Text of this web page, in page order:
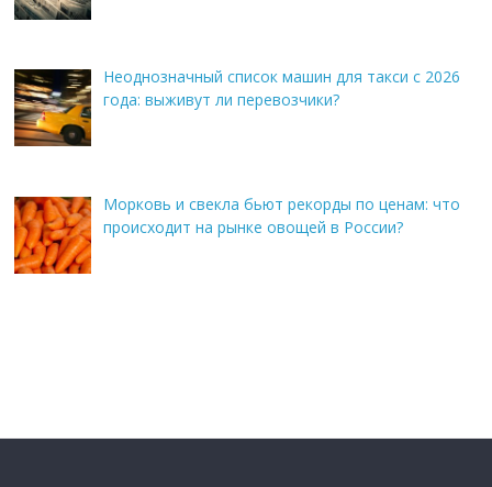
Неоднозначный список машин для такси с 2026
года: выживут ли перевозчики?
Морковь и свекла бьют рекорды по ценам: что
происходит на рынке овощей в России?